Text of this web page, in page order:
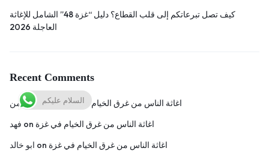
كيف تصل تبرعاتكم إلى قلب القطاع؟ دليل “غزة 48” الشامل للإغاثة
العاجلة 2026
Recent Comments
عبد الرحمنon اغاثة الناس من غرق الخيام في غزة
فهد on اغاثة الناس من غرق الخيام في غزة
ابو خالد on اغاثة الناس من غرق الخيام في غزة
السلام عليكم